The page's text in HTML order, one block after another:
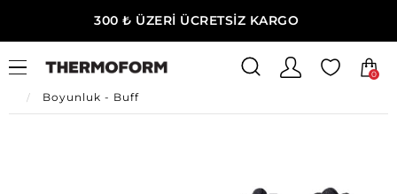
300 ₺ ÜZERİ ÜCRETSİZ KARGO
0
Ana Sayfa
Unisex Aksesuar
Boyunluk - Buff